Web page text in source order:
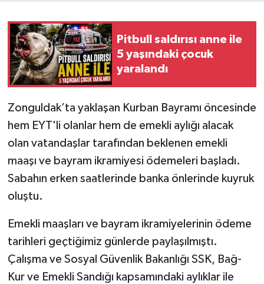
Pitbull saldırısı anne ile
5 yaşındaki çocuk
yaralandı
Zonguldak’ta yaklaşan Kurban Bayramı öncesinde
hem EYT'li olanlar hem de emekli aylığı alacak
olan vatandaşlar tarafından beklenen emekli
maaşı ve bayram ikramiyesi ödemeleri başladı.
Sabahın erken saatlerinde banka önlerinde kuyruk
oluştu.
Emekli maaşları ve bayram ikramiyelerinin ödeme
tarihleri geçtiğimiz günlerde paylaşılmıştı.
Çalışma ve Sosyal Güvenlik Bakanlığı SSK, Bağ-
Kur ve Emekli Sandığı kapsamındaki aylıklar ile